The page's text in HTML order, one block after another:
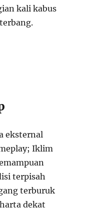
kali kabus
eksternal
Iklim
terpisah
terburuk
dekat